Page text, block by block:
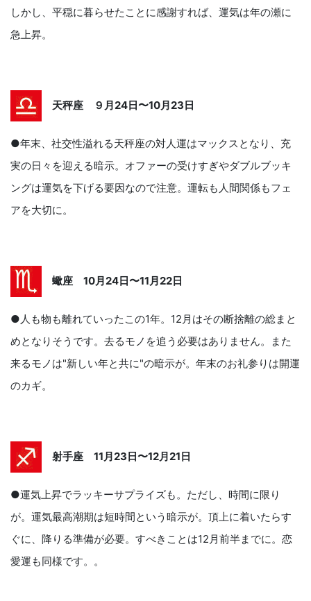
しかし、平穏に暮らせたことに感謝すれば、運気は年の瀬に
急上昇。
天秤座 ９月24日〜10月23日
●年末、社交性溢れる天秤座の対人運はマックスとなり、充
実の日々を迎える暗示。オファーの受けすぎやダブルブッキ
ングは運気を下げる要因なので注意。運転も人間関係もフェ
アを大切に。
蠍座 10月24日〜11月22日
●人も物も離れていったこの1年。12月はその断捨離の総まと
めとなりそうです。去るモノを追う必要はありません。また
来るモノは"新しい年と共に"の暗示が。年末のお礼参りは開運
のカギ。
射手座 11月23日〜12月21日
●運気上昇でラッキーサプライズも。ただし、時間に限り
が。運気最高潮期は短時間という暗示が。頂上に着いたらす
ぐに、降りる準備が必要。すべきことは12月前半までに。恋
愛運も同様です。。